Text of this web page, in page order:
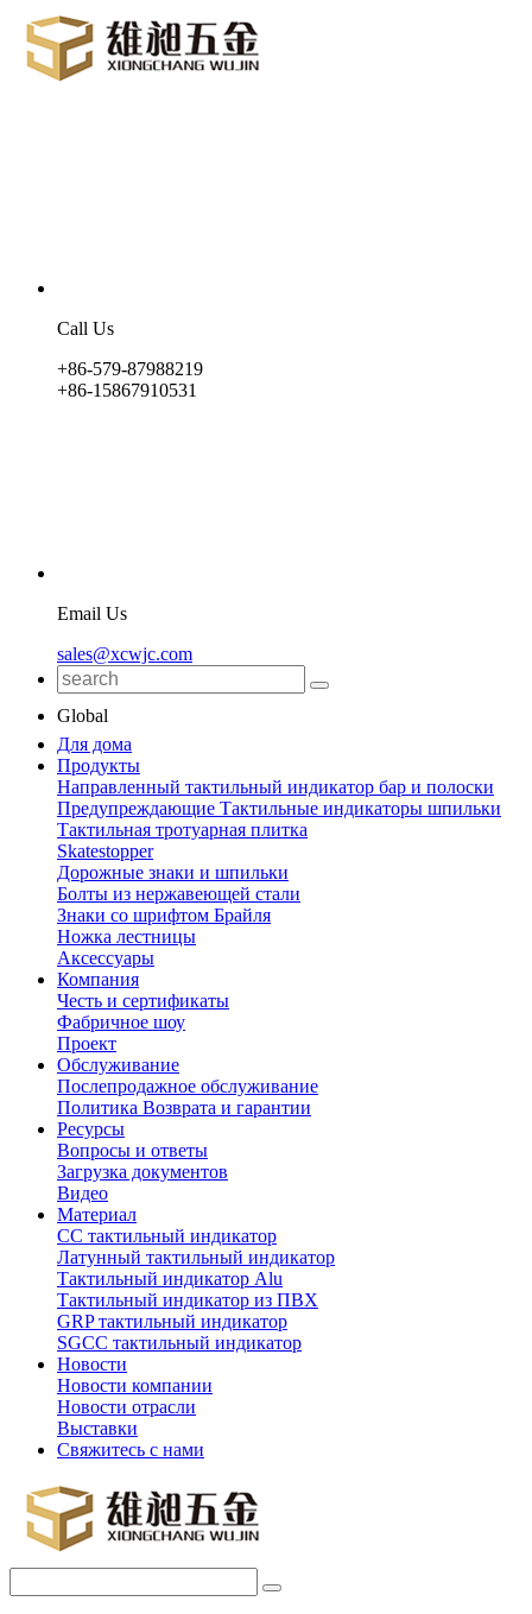
Call Us
+86-579-87988219
+86-15867910531
Email Us
sales@xcwjc.com
Global
Для дома
Продукты
Направленный тактильный индикатор бар и полоски
Предупреждающие Тактильные индикаторы шпильки
Тактильная тротуарная плитка
Skatestopper
Дорожные знаки и шпильки
Болты из нержавеющей стали
Знаки со шрифтом Брайля
Ножка лестницы
Аксессуары
Компания
Честь и сертификаты
Фабричное шоу
Проект
Обслуживание
Послепродажное обслуживание
Политика Возврата и гарантии
Ресурсы
Вопросы и ответы
Загрузка документов
Видео
Материал
СС тактильный индикатор
Латунный тактильный индикатор
Тактильный индикатор Alu
Тактильный индикатор из ПВХ
GRP тактильный индикатор
SGCC тактильный индикатор
Новости
Новости компании
Новости отрасли
Выставки
Свяжитесь с нами